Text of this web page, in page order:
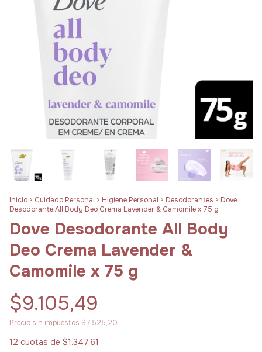
Inicio > Cuidado Personal > Higiene Personal > Desodorantes > Dove
Desodorante All Body Deo Crema Lavender & Camomile x 75 g
Dove Desodorante All Body
Deo Crema Lavender &
Camomile x 75 g
$9.105,49
Precio sin impuestos $7.525,20
12 cuotas de $1.347,61